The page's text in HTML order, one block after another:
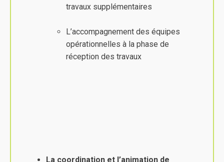
travaux supplémentaires
L’accompagnement des équipes
opérationnelles à la phase de
réception des travaux
La coordination et l’animation de